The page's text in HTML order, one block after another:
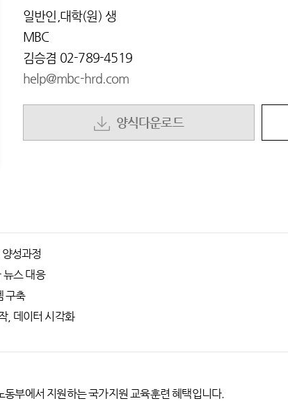
일반인,대학(원) 생
MBC
김승겸 02-789-4519
help@mbc-hrd.com
양식다운로드
성과정
뉴스 대응
구축
, 데이터 시각화
부에서 지원하는 국가지원 교육훈련 혜택입니다.